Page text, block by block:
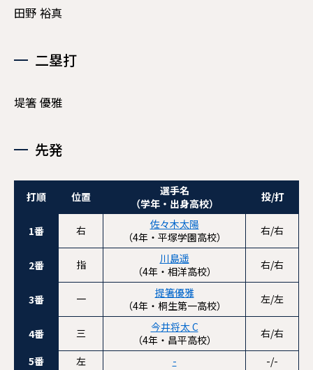
田野 裕真
二塁打
堤箸 優雅
先発
打順 位置
選手名
（学年・出身高校）
投/打
1番 右
佐々木太陽
（4年・平塚学園高校）
右/右
2番 指
川島遥
（4年・相洋高校）
右/右
3番 一
提箸優雅
（4年・桐生第一高校）
左/左
4番 三
今井将太 C
（4年・昌平高校）
右/右
5番
左 -
-/-